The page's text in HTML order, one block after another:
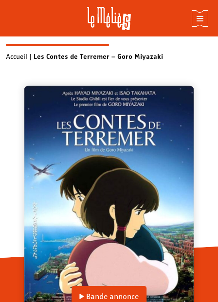
SkipAccueil | Les Contes de Terremer – Goro Miyazaki
Bande annonce